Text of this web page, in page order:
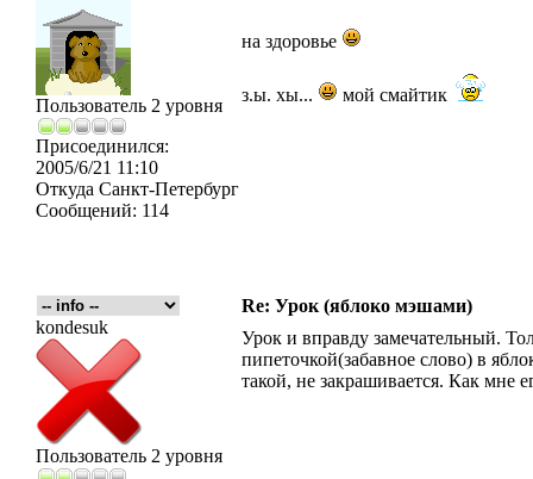
Пользователь 2 уровня
Присоединился:
2005/6/21 11:10
Откуда Санкт-Петербург
Сообщений: 114
на здоровье
з.ы. хы... мой смайтик
Re: Урок (яблоко мэшами)
kondesuk
Пользователь 2 уровня
Урок и вправду замечательный.
пипеточкой(забавное слово) в
такой, не закрашивается. Как мне